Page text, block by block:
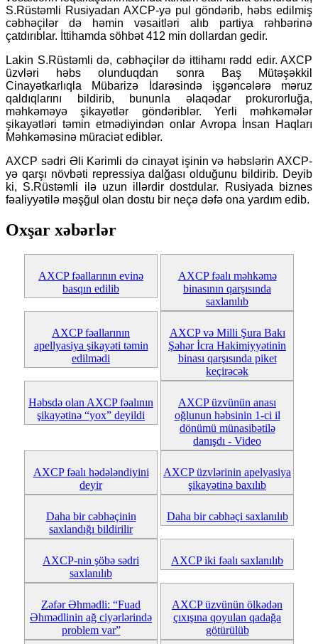
S.Rüstəmli Rusiyadan AXCP-yə pul göndərib, həbs edilmiş
cəbhəçilər də həmin vəsaitləri alıb partiya rəhbərinə
çatdırıblar. İttihamda söhbət 412 min dollardan gedir.
Lakin S.Rüstəmli də, cəbhəçilər də ittihamı rədd edir. AXCP
üzvləri həbs olunduqdan sonra Baş Mütəşəkkil
Cinayətkarlıqla Mübarizə İdarəsində işgəncələrə məruz
qaldıqlarını bildirib, bununla əlaqədar prokurorluğa,
məhkəməyə şikayətlər göndəriblər. Yerli məhkəmələr
şikayətləri təmin etmədiyindən onlar Avropa İnsan Haqları
Məhkəməsinə müraciət ediblər.
AXCP sədri Əli Kərimli də cinayət işinin və həbslərin AXCP-
yə qarşı növbəti repressiya dalğası olduğunu bildirib. Deyib
ki, S.Rüstəmli ilə uzun illərdir dostdular. Rusiyada biznes
fəaliyyətilə məşğul olan dostu bir neçə dəfə ona yardım edib.
Oxşar xəbərlər
AXCP fəallarının evinə
basqın edilib
AXCP fəalı məhkəmə
binasının qarşısında
saxlanılıb
AXCP fəallarının
apellyasiya şikayəti təmin
edilmədi
AXCP və Milli Şura Bakı
Şəhər İcra Hakimiyyətinin
binası qarşısında piket
keçirəcək
Həbsdə olan AXCP fəalının
şikayətinə “yox” deyildi
AXCP üzvünün anası
oğlunun həbsinin 1-ci il
dönümü münasibətilə
danışdı - Video
AXCP fəalı hədələndiyini
deyir
AXCP üzvlərinin apelyasiya
şikayətinə baxılıb
Daha bir cəbhəçinin
saxlandığı bildirilir
Daha bir cəbhəçi saxlanılıb
AXCP-nin şöbə sədri
saxlanılıb
AXCP iki fəalı saxlanılıb
Zəfər Əhmədli: “Fuad
Əhmədlinin ağ ciyərlərində
problem var”
AXCP üzvünün ölkədən
çıxışına qoyulan qadağa
götürülüb